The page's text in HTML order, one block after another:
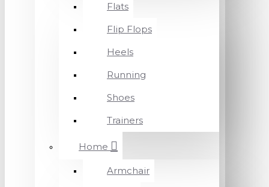
Flats
Flip Flops
Heels
Running
Shoes
Trainers
Home
Armchair